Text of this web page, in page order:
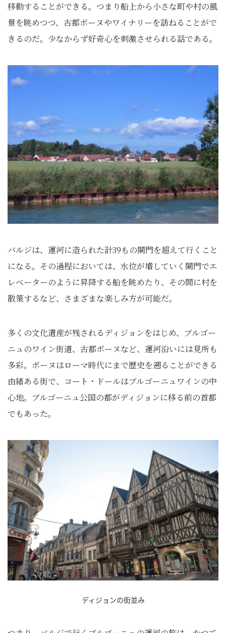
移動することができる。つまり船上から小さな町や村の風
景を眺めつつ、古都ボーヌやワイナリーを訪ねることがで
きるのだ。少なからず好奇心を刺激させられる話である。
バルジは、運河に造られた計39もの閘門を超えて行くこと
になる。その過程においては、水位が増していく閘門でエ
レベーターのように昇降する船を眺めたり、その間に村を
散策するなど、さまざまな楽しみ方が可能だ。
多くの文化遺産が残されるディジョンをはじめ、ブルゴー
ニュのワイン街道、古都ボーヌなど、運河沿いには見所も
多彩。ボーヌはローマ時代にまで歴史を遡ることができる
由緒ある街で、コート・ドールはブルゴーニュワインの中
心地。ブルゴーニュ公国の都がディジョンに移る前の首都
でもあった。
ディジョンの街並み